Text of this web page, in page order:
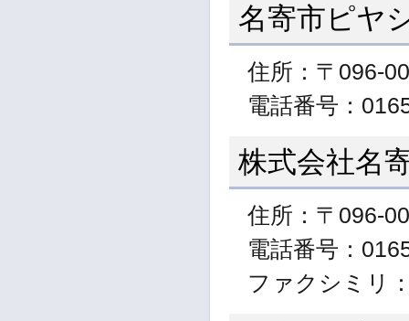
名寄市ピヤ
住所：〒096-
電話番号：
株式会社名
住所：〒096-
電話番号：
ファクシミリ